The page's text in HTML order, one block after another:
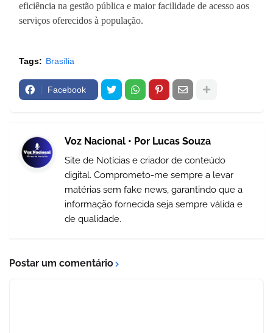
eficiência na gestão pública e maior facilidade de acesso aos
serviços oferecidos à população.
Tags: Brasília
Facebook
Voz Nacional • Por Lucas Souza
Site de Notícias e criador de conteúdo
digital. Comprometo-me sempre a levar
matérias sem fake news, garantindo que a
informação fornecida seja sempre válida e
de qualidade.
Postar um comentário